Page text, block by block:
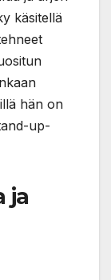
käsitellä
hän on
up-
ja